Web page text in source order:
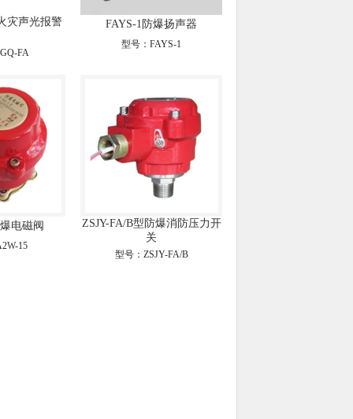
灾声光报警
FA
FAYS-1防爆扬声器
型号：FAYS-1
电磁阀
15
ZSJY-FA/B型防爆消防压力开
关
型号：ZSJY-FA/B